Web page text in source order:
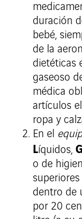
duración
bebé,
de la
dietéticas
gaseoso
médica
artículos
ropa y
En el
Líquidos,
o de
dentro de
por 20